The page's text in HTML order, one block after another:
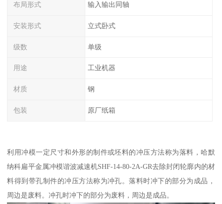
布局形式 输入输出同轴
安装形式 立式卧式
级数 单级
用途 工业机器
材质 钢
包装 原厂纸箱
利用冲模一定尺寸和外形的制件或坯料的冲压方法称为落料，哈默
纳科扁平金属冲模谐波减速机SHF-14-80-2A-GR去除封闭轮廓内的材
料得到带孔制件的冲压方法称为冲孔。落料时冲下的部分为成品，
周边是废料。冲孔时冲下的部分为废料，周边是成品。